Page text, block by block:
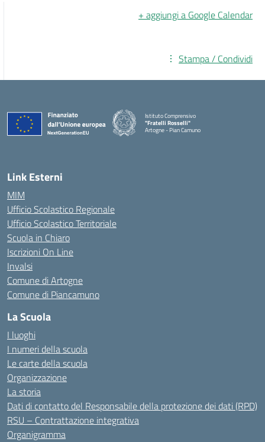
+ aggiungi a Google Calendar
Stampa / Condividi
Istituto Comprensivo
"Fratelli Rosselli"
Artogne - Pian Camuno
— Visita la pagina iniziale della scuola
Link Esterni
MIM
Ufficio Scolastico Regionale
Ufficio Scolastico Territoriale
Scuola in Chiaro
Iscrizioni On Line
Invalsi
Comune di Artogne
Comune di Piancamuno
La Scuola
I luoghi
I numeri della scuola
Le carte della scuola
Organizzazione
La storia
Dati di contatto del Responsabile della protezione dei dati (RPD)
RSU – Contrattazione integrativa
Organigramma